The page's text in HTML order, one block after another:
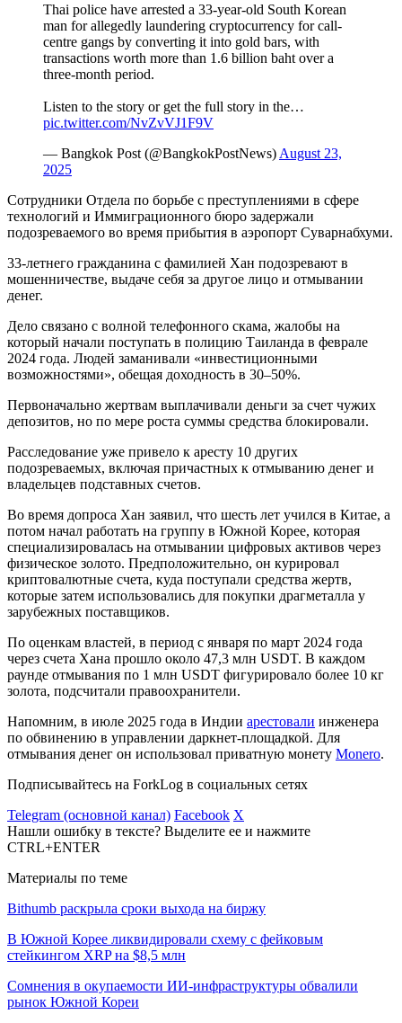
Thai police have arrested a 33-year-old South Korean
man for allegedly laundering cryptocurrency for call-
centre gangs by converting it into gold bars, with
transactions worth more than 1.6 billion baht over a
three-month period.
Listen to the story or get the full story in the…
pic.twitter.com/NvZvVJ1F9V
— Bangkok Post (@BangkokPostNews) August 23,
2025
Сотрудники Отдела по борьбе с преступлениями в сфере
технологий и Иммиграционного бюро задержали
подозреваемого во время прибытия в аэропорт Суварнабхуми.
33-летнего гражданина с фамилией Хан подозревают в
мошенничестве, выдаче себя за другое лицо и отмывании
денег.
Дело связано с волной телефонного скама, жалобы на
который начали поступать в полицию Таиланда в феврале
2024 года. Людей заманивали «инвестиционными
возможностями», обещая доходность в 30–50%.
Первоначально жертвам выплачивали деньги за счет чужих
депозитов, но по мере роста суммы средства блокировали.
Расследование уже привело к аресту 10 других
подозреваемых, включая причастных к отмыванию денег и
владельцев подставных счетов.
Во время допроса Хан заявил, что шесть лет учился в Китае, а
потом начал работать на группу в Южной Корее, которая
специализировалась на отмывании цифровых активов через
физическое золото. Предположительно, он курировал
криптовалютные счета, куда поступали средства жертв,
которые затем использовались для покупки драгметалла у
зарубежных поставщиков.
По оценкам властей, в период с января по март 2024 года
через счета Хана прошло около 47,3 млн USDT. В каждом
раунде отмывания по 1 млн USDT фигурировало более 10 кг
золота, подсчитали правоохранители.
Напомним, в июле 2025 года в Индии арестовали инженера
по обвинению в управлении даркнет-площадкой. Для
отмывания денег он использовал приватную монету Monero.
Подписывайтесь на ForkLog в социальных сетях
Telegram (основной канал) Facebook X
Нашли ошибку в тексте? Выделите ее и нажмите
CTRL+ENTER
Материалы по теме
Bithumb раскрыла сроки выхода на биржу
В Южной Корее ликвидировали схему с фейковым
стейкингом XRP на $8,5 млн
Сомнения в окупаемости ИИ-инфраструктуры обвалили
рынок Южной Кореи